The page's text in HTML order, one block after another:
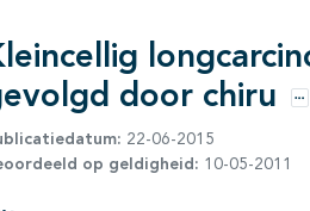
deze richtlijn
door chiru
22-06-2015
op geldigheid: 10-05-2011